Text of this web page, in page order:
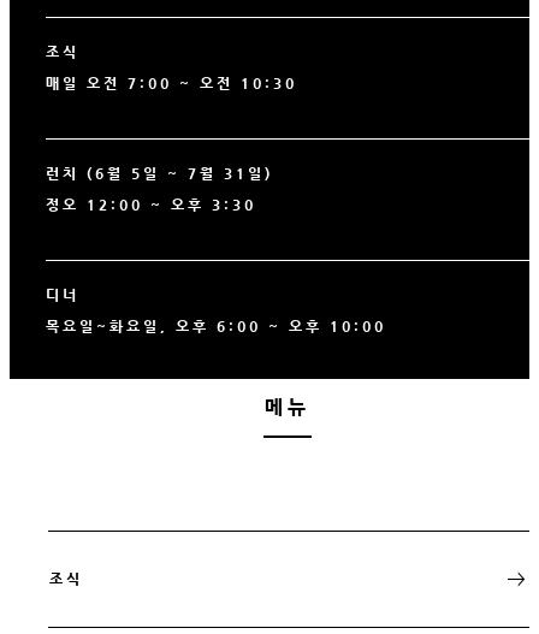
조식
매일 오전 7:00 ~ 오전 10:30
런치 (6월 5일 ~ 7월 31일)
정오 12:00 ~ 오후 3:30
디너
목요일~화요일, 오후 6:00 ~ 오후 10:00
메뉴
조식